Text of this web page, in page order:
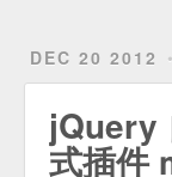
DEC 20 2012
jQuery
式插件